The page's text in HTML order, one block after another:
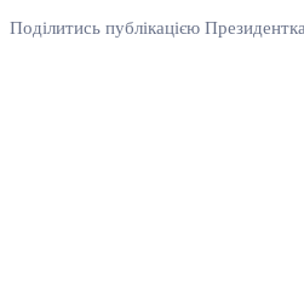
Поділитись публікацією